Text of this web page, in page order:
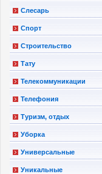
Слесарь
Спорт
Строительство
Тату
Телекоммуникации
Телефония
Туризм, отдых
Уборка
Универсальные
Уникальные